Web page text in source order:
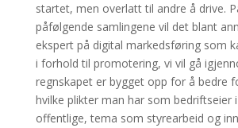
startet, men overlatt til andre å drive.
påfølgende samlingene vil det blant
ekspert på digital markedsføring som
i forhold til promotering, vi vil gå
regnskapet er bygget opp for å bedre
hvilke plikter man har som bedriftseier
offentlige, tema som styrearbeid og